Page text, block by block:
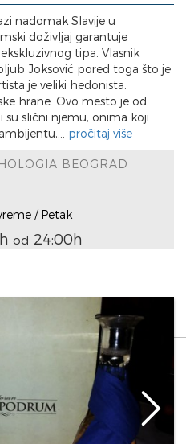
nadomak Slavije u
doživljaj garantuje
tipa. Vlasnik
Joksović pored toga što je
je veliki hedonista.
hrane. Ovo mesto je od
su slični njemu, onima koji
pročitaj više
BEOGRAD
/ Petak
od 24:00h